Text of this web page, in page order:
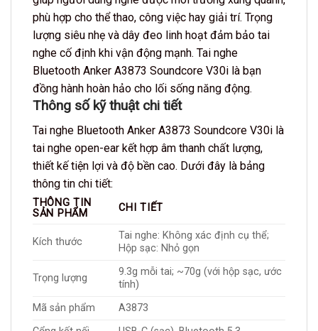
phù hợp cho thể thao, công việc hay giải trí. Trọng
lượng siêu nhẹ và dây đeo linh hoạt đảm bảo tai
nghe cố định khi vận động mạnh. Tai nghe
Bluetooth Anker A3873 Soundcore V30i là bạn
đồng hành hoàn hảo cho lối sống năng động.
Thông số kỹ thuật chi tiết
Tai nghe Bluetooth Anker A3873 Soundcore V30i là
tai nghe open-ear kết hợp âm thanh chất lượng,
thiết kế tiện lợi và độ bền cao. Dưới đây là bảng
thông tin chi tiết:
THÔNG TIN
SẢN PHẨM
CHI TIẾT
Kích thước
Tai nghe: Không xác định cụ thể;
Hộp sạc: Nhỏ gọn
Trọng lượng
9.3g mỗi tai; ~70g (với hộp sạc, ước
tính)
Mã sản phẩm
A3873